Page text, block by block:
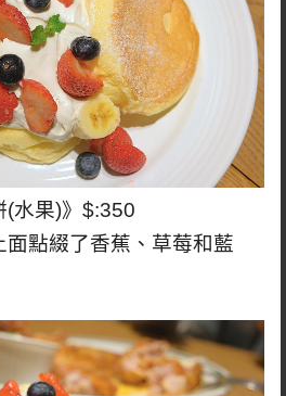
(水果)》$:350
點綴了香蕉、草莓和藍